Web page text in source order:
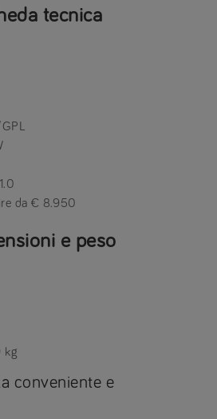
tecnica
da € 8.950
e peso
kg
conveniente e